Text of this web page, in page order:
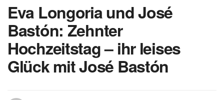
Eva Longoria und José
Bastón: Zehnter
Hochzeitstag – ihr leises
Glück mit José Bastón